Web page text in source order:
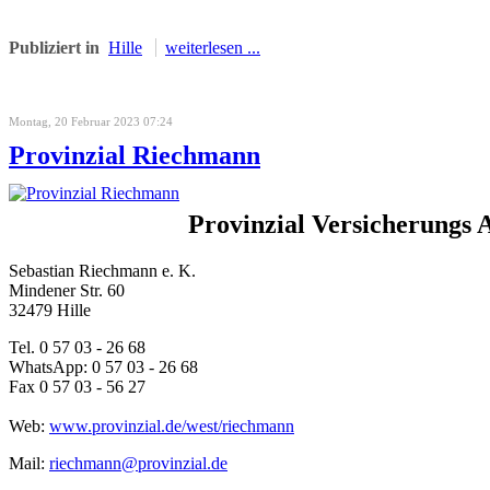
Publiziert in Hille weiterlesen ...
Montag, 20 Februar 2023 07:24
Provinzial Riechmann
Provinzial Versicherungs
Sebastian Riechmann e. K.
Mindener Str. 60
32479 Hille
Tel. 0 57 03 - 26 68
WhatsApp: 0 57 03 - 26 68
Fax 0 57 03 - 56 27
Web: www.provinzial.de/west/riechmann
Mail: riechmann@provinzial.de